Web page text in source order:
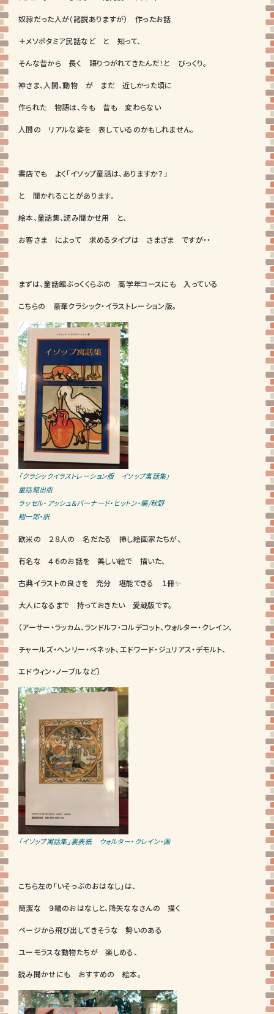
奴隷だった人が（諸説ありますが） 作ったお話
＋メソポタミア民話など と 知って、
そんな昔から 長く 語りつがれてきたんだ！と びっくり。
神さま、人間、動物 が まだ 近しかった頃に
作られた 物語は、今も 昔も 変わらない
人間の リアルな姿を 表しているのかもしれません。
書店でも よく「イソップ童話は、ありますか？」
と 聞かれることがあります。
絵本、童話集、読み聞かせ用 と、
お客さま によって 求めるタイプは さまざま ですが・・
まずは、童話館ぶっくくらぶの 高学年コースにも 入っている
こちらの 豪華クラシック・イラストレーション版。
「クラシックイラストレーション版 イソップ寓話集」
童話館出版
ラッセル・アッシュ＆バーナード・ヒットン・編/秋野
翔一郎・訳
欧米の ２８人の 名だたる 挿し絵画家たちが、
有名な ４６のお話を 美しい絵で 描いた、
古典イラストの良さを 充分 堪能できる １冊✨
大人になるまで 持っておきたい 愛蔵版です。
（アーサー・ラッカム、ランドルフ・コルデコット、ウォルター・クレイン、
チャールズ・ヘンリー・ベネット、エドワード・ジュリアス・デモルト、
エドウィン・ノーブルなど）
「イソップ寓話集」裏表紙 ウォルター・クレイン・画
こちら左の「いそっぷのおはなし」は、
簡潔な ９編のおはなしと、降矢ななさんの 描く
ページから飛び出してきそうな 勢いのある
ユーモラスな動物たちが 楽しめる、
読み聞かせにも おすすめの 絵本。